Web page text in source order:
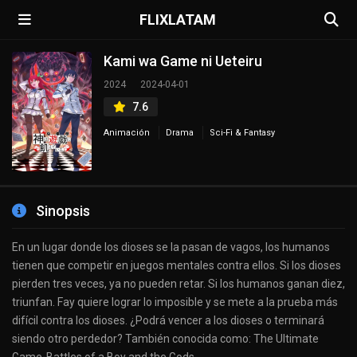
FLIXLATAM
Kami wa Game ni Ueteiru
2024 2024-04-01
7.6
Animación Drama Sci-Fi & Fantasy
Sinopsis
En un lugar donde los dioses se la pasan de vagos, los humanos
tienen que competir en juegos mentales contra ellos. Si los dioses
pierden tres veces, ya no pueden retar. Si los humanos ganan diez,
triunfan. Fay quiere lograr lo imposible y se mete a la prueba más
difícil contra los dioses. ¿Podrá vencer a los dioses o terminará
siendo otro perdedor? También conocida como: The Ultimate